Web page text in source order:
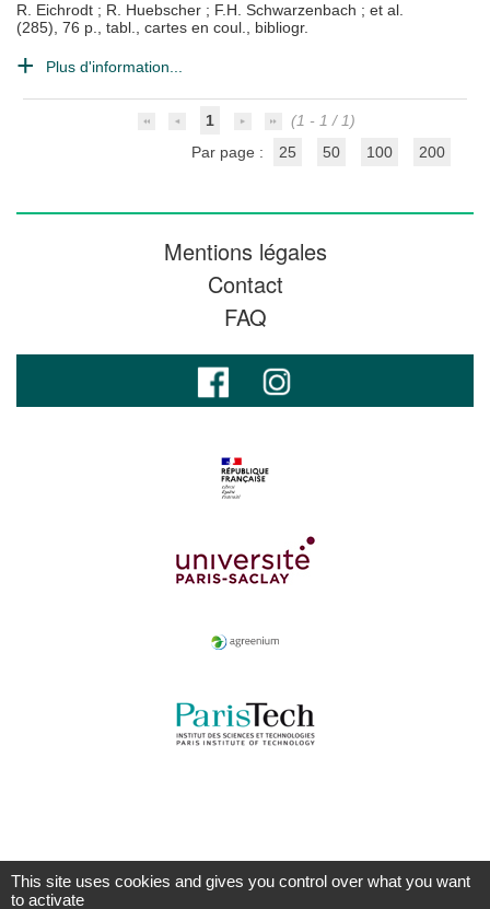
R. Eichrodt ; R. Huebscher ; F.H. Schwarzenbach ; et al.
(285), 76 p., tabl., cartes en coul., bibliogr.
Plus d'information...
1
(1 - 1 / 1)
Par page :
25 50 100 200
Mentions légales
Contact
FAQ
This site uses cookies and gives you control over what you want
to activate